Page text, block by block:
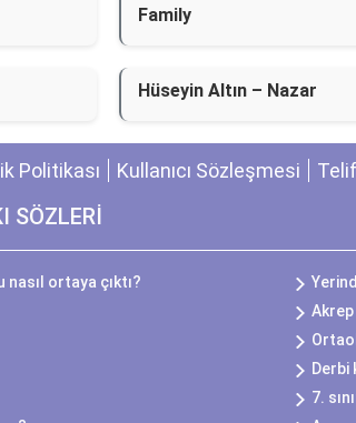
Family
Hüseyin Altın – Nazar
Politikası Kullanıcı Sözleşmesi
SÖZLERİ
ortaya çıktı?
Derbi
7.